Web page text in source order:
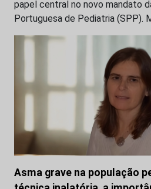
papel central no novo mandato
Portuguesa de Pediatria (SPP).
Asma grave na população